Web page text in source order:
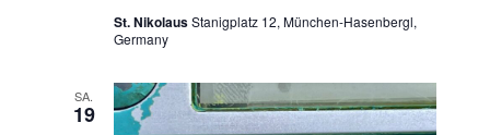
St. NikolausStanigplatz 12, München-Hasenbergl,
Germany
SA.
19